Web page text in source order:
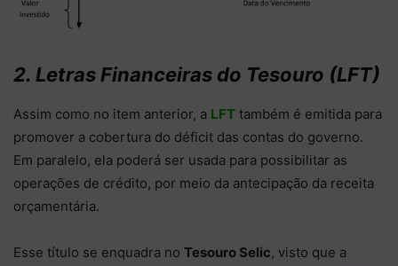
2. Letras Financeiras do Tesouro (LFT)
Assim como no item anterior, a LFT também é emitida para
promover a cobertura do déficit das contas do governo.
Em paralelo, ela poderá ser usada para possibilitar as
operações de crédito, por meio da antecipação da receita
orçamentária.
Esse título se enquadra no Tesouro Selic, visto que a